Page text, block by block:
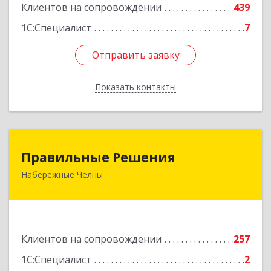
Клиентов на сопровождении
439
1С:Специалист
7
Отправить заявку
Показать контакты
Отправить заявку
Назад
Правильные Решения
Набережные Челны
Клиентов на сопровождении
257
1С:Специалист
2
423832, Татарстан Респ, Набережные Челны г,